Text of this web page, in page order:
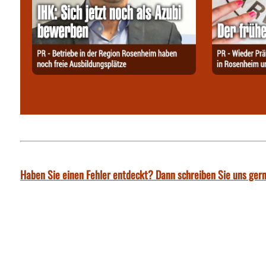
Haben Sie einen Fehler entdeckt? Dann schreiben Sie uns